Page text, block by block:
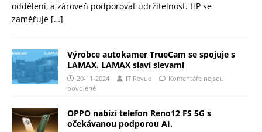
oddělení, a zároveň podporovat udržitelnost. HP se
zaměřuje […]
Výrobce autokamer TrueCam se spojuje s
LAMAX. LAMAX slaví slevami
20-11-2024 IT Revue
Komentáře nejsou
povolené
OPPO nabízí telefon Reno12 FS 5G s
očekávanou podporou AI.